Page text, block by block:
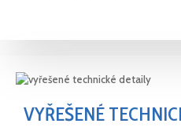
VYŘEŠENÉ